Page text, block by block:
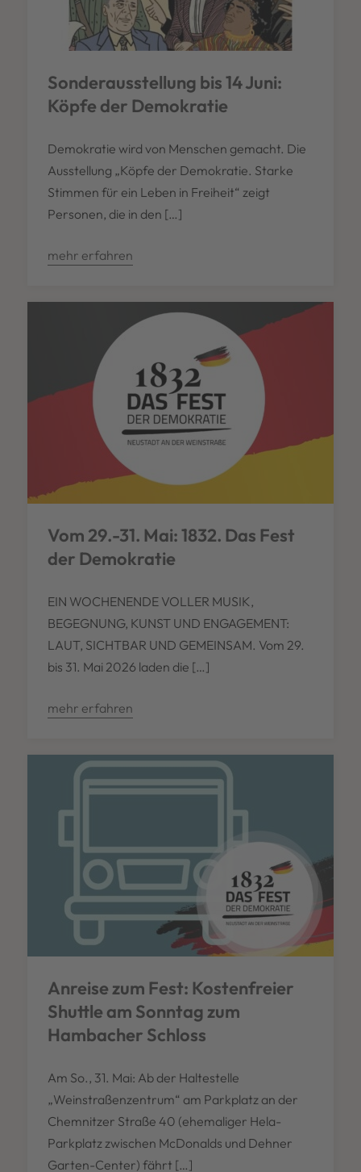
Sonderausstellung bis 14 Juni:
Köpfe der Demokratie
Demokratie wird von Menschen gemacht. Die
Ausstellung „Köpfe der Demokratie. Starke
Stimmen für ein Leben in Freiheit“ zeigt
Personen, die in den […]
mehr erfahren
Vom 29.-31. Mai: 1832. Das Fest
der Demokratie
EIN WOCHENENDE VOLLER MUSIK,
BEGEGNUNG, KUNST UND ENGAGEMENT:
LAUT, SICHTBAR UND GEMEINSAM. Vom 29.
bis 31. Mai 2026 laden die […]
mehr erfahren
Anreise zum Fest: Kostenfreier
Shuttle am Sonntag zum
Hambacher Schloss
Am So., 31. Mai: Ab der Haltestelle
„Weinstraßenzentrum“ am Parkplatz an der
Chemnitzer Straße 40 (ehemaliger Hela-
Parkplatz zwischen McDonalds und Dehner
Garten-Center) fährt […]